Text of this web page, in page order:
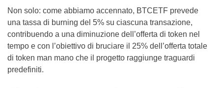
Non solo: come abbiamo accennato, BTCETF prevede
una tassa di burning del 5% su ciascuna transazione,
contribuendo a una diminuzione dell’offerta di token nel
tempo e con l’obiettivo di bruciare il 25% dell’offerta totale
di token man mano che il progetto raggiunge traguardi
predefiniti.